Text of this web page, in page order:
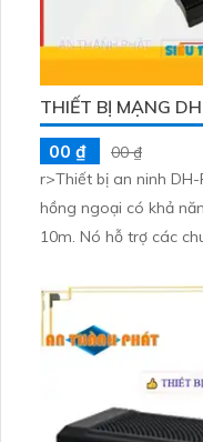
THIẾT BỊ MẠNG
00 ₫
00 ₫
r>Thiết bị an ninh
hồng ngoại có khả
10m. Nó hỗ trợ